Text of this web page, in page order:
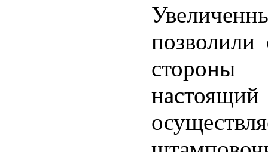
стороны